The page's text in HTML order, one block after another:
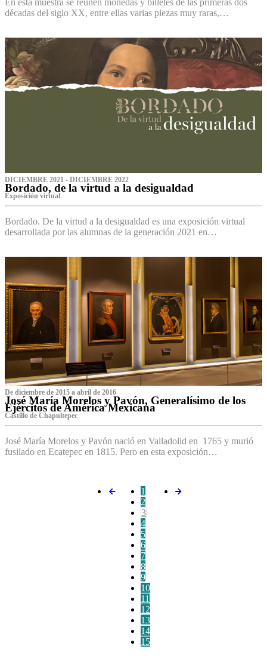
En esta muestra se reúnen monedas y billetes de las primeras dos
décadas del siglo XX, entre ellas varias piezas muy raras,…
DICIEMBRE 2021 - DICIEMBRE 2022
Bordado, de la virtud a la desigualdad
Exposición virtual‌
Bordado. De la virtud a la desigualdad es una exposición virtual
desarrollada por las alumnas de la generación 2021 en…
De diciembre de 2015 a abril de 2016
José María Morelos y Pavón, Generalísimo de los
Ejércitos de América Mexicana
C‌astillo de Chapultepec
José María Morelos y Pavón nació en Valladolid en 1765 y murió
fusilado en Ecatepec en 1815. Pero en esta exposición…
1
2
3
4
5
6
7
8
9
10
11
12
13
14
15